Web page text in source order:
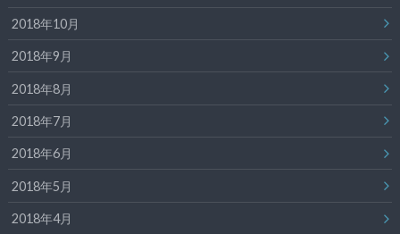
2018年10月
2018年9月
2018年8月
2018年7月
2018年6月
2018年5月
2018年4月